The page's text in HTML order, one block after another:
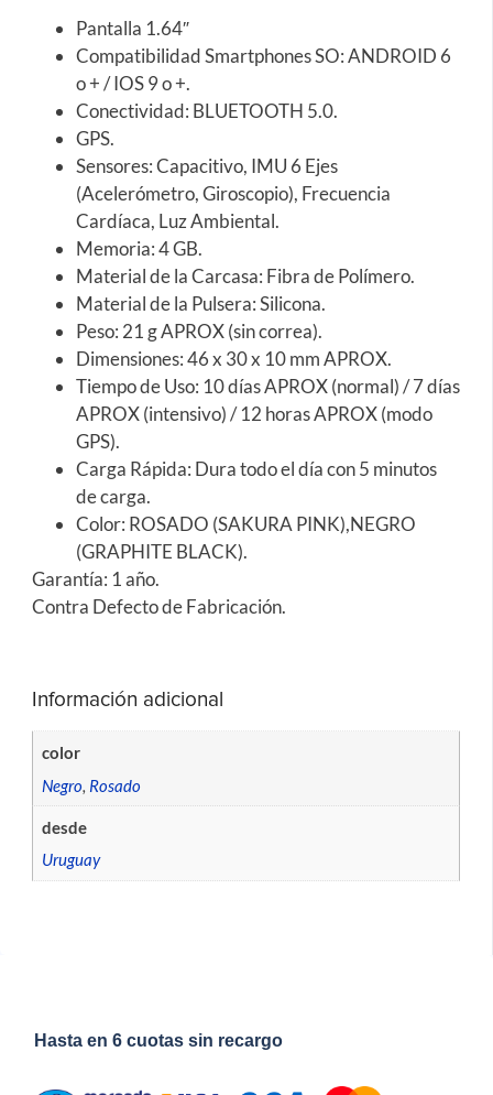
Pantalla 1.64″
Compatibilidad Smartphones SO: ANDROID 6
o + / IOS 9 o +.
Conectividad: BLUETOOTH 5.0.
GPS.
Sensores: Capacitivo, IMU 6 Ejes
(Acelerómetro, Giroscopio), Frecuencia
Cardíaca, Luz Ambiental.
Memoria: 4 GB.
Material de la Carcasa: Fibra de Polímero.
Material de la Pulsera: Silicona.
Peso: 21 g APROX (sin correa).
Dimensiones: 46 x 30 x 10 mm APROX.
Tiempo de Uso: 10 días APROX (normal) / 7 días
APROX (intensivo) / 12 horas APROX (modo
GPS).
Carga Rápida: Dura todo el día con 5 minutos
de carga.
Color: ROSADO (SAKURA PINK),NEGRO
(GRAPHITE BLACK).
Garantía: 1 año.
Contra Defecto de Fabricación.
Información adicional
color
Negro, Rosado
desde
Uruguay
Hasta en 6 cuotas sin recargo